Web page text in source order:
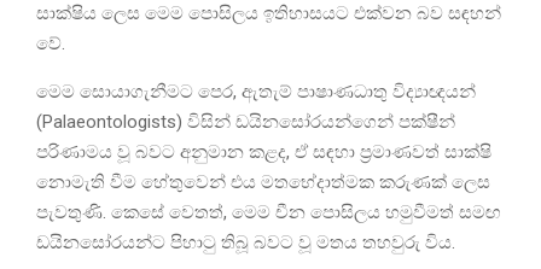
සාක්ෂිය ලෙස මෙම පොසිලය ඉතිහාසයට එක්වන බව සඳහන්
වේ.
මෙම සොයාගැනීමට පෙර, ඇතැම් පාෂාණධාතු විද්‍යාඥයන්
(Palaeontologists) විසින් ඩයිනසෝරයන්ගෙන් පක්ෂීන්
පරිණාමය වූ බවට අනුමාන කළද, ඒ සඳහා ප්‍රමාණවත් සාක්ෂි
නොමැති වීම හේතුවෙන් එය මතභේදාත්මක කරුණක් ලෙස
පැවතුණි. කෙසේ වෙතත්, මෙම චීන පොසිලය හමුවීමත් සමඟ
ඩයිනසෝරයන්ට පිහාටු තිබූ බවට වූ මතය තහවුරු විය.